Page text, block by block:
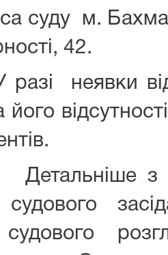
м. Бахмач
42.
його
з
судового